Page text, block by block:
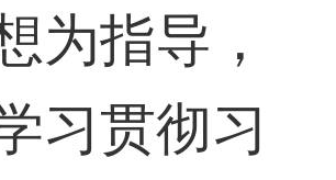
为指导，
习贯彻习